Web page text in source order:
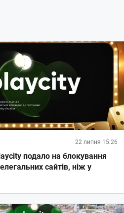
22 липня 15:26
подало на блокування
сайтів, ніж у